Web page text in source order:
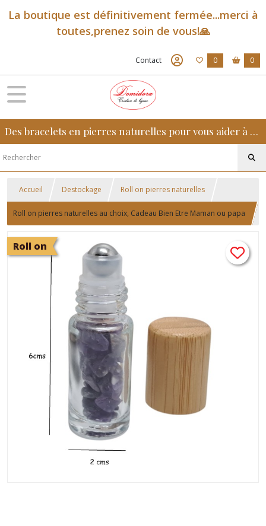
La boutique est définitivement fermée...merci à
toutes,prenez soin de vous!🙏
Contact 0 0
Des bracelets en pierres naturelles pour vous aider à retrouver sérénité, confiance et équilibre au quotidien
Accueil Destockage Roll on pierres naturelles
Roll on pierres naturelles au choix, Cadeau Bien Etre Maman ou papa
Roll on